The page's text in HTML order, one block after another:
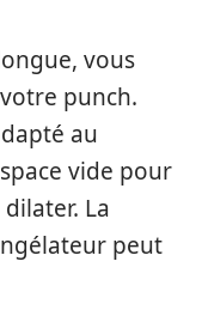
vous
punch.
au
vide pour
La
peut